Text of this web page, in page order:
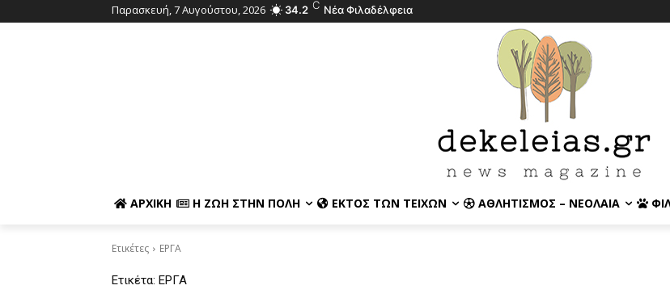
Παρασκευή, 7 Αυγούστου, 2026 34.2 C Νέα Φιλαδέλφεια
ΑΡΧΙΚΉ Η ΖΩΉ ΣΤΗΝ ΠΌΛΗ ΕΚΤΌΣ ΤΩΝ ΤΕΙΧΏΝ ΑΘΛΗΤΙΣΜΌΣ – ΝΕΟΛΑΊΑ
Ετικέτες ΕΡΓΑ
Ετικέτα: ΕΡΓΑ